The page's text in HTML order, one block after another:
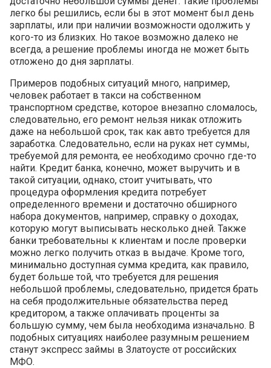
легко бы решились, если бы в этот момент был день
зарплаты, или при наличии возможности одолжить у
кого-то из близких. Но такое возможно далеко не
всегда, а решение проблемы иногда не может быть
отложено до дня зарплаты.
Примеров подобных ситуаций много, например,
человек работает в такси на собственном
транспортном средстве, которое внезапно сломалось,
следовательно, его ремонт нельзя никак отложить
даже на небольшой срок, так как авто требуется для
заработка. Следовательно, если на руках нет суммы,
требуемой для ремонта, ее необходимо срочно где-то
найти. Кредит банка, конечно, может выручить и в
такой ситуации, однако, стоит учитывать, что
процедура оформления кредита потребует
определенного времени и достаточно обширного
набора документов, например, справку о доходах,
которую могут выписывать несколько дней. Также
банки требовательны к клиентам и после проверки
можно легко получить отказ в выдаче. Кроме того,
минимально доступная сумма кредита, как правило,
будет больше той, что требуется для решения
небольшой проблемы, следовательно, придется брать
на себя продолжительные обязательства перед
кредитором, а также оплачивать проценты за
большую сумму, чем была необходима изначально. В
подобных ситуациях наиболее разумным решением
станут экспресс займы в Златоусте от российских
МФО.